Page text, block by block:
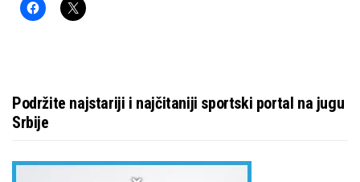
Podržite najstariji i najčitaniji sportski portal na jugu
Srbije